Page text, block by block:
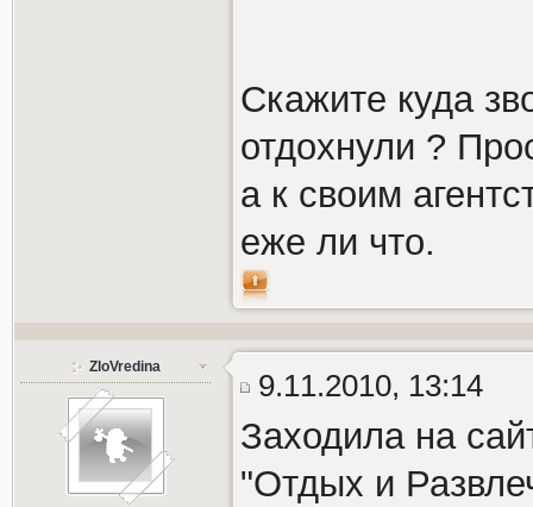
Скажите куда
отдохнули ?
а к своим
еже ли что.
ZloVredina
9.11.2010, 13:14
Заходила на
"Отдых и